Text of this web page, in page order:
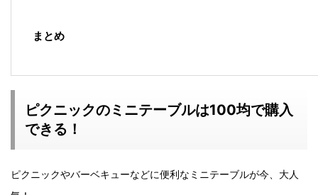
まとめ
ピクニックのミニテーブルは100均で購入
できる！
ピクニックやバーベキューなどに便利なミニテーブルが今、大人